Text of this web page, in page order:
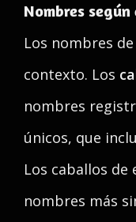
Nombres
Los nombres
contexto. Los
nombres
únicos, que
Los caballos
nombres más